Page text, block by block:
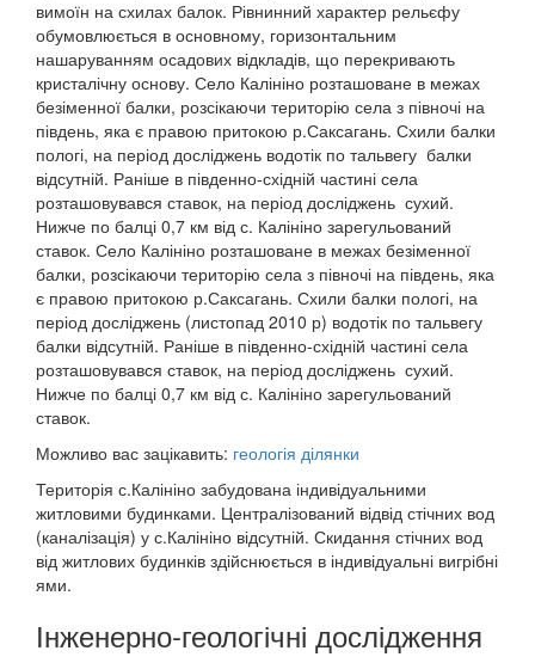
вимоїн на схилах балок. Рівнинний характер рельєфу
обумовлюється в основному, горизонтальним
нашаруванням осадових відкладів, що перекривають
кристалічну основу. Село Калініно розташоване в межах
безіменної балки, розсікаючи територію села з півночі на
південь, яка є правою притокою р.Саксагань. Схили балки
пологі, на період досліджень водотік по тальвегу балки
відсутній. Раніше в південно-східній частині села
розташовувався ставок, на період досліджень сухий.
Нижче по балці 0,7 км від с. Калініно зарегульований
ставок. Село Калініно розташоване в межах безіменної
балки, розсікаючи територію села з півночі на південь, яка
є правою притокою р.Саксагань. Схили балки пологі, на
період досліджень (листопад 2010 р) водотік по тальвегу
балки відсутній. Раніше в південно-східній частині села
розташовувався ставок, на період досліджень сухий.
Нижче по балці 0,7 км від с. Калініно зарегульований
ставок.
Можливо вас зацікавить: геологія ділянки
Територія с.Калініно забудована індивідуальними
житловими будинками. Централізований відвід стічних вод
(каналізація) у с.Калініно відсутній. Скидання стічних вод
від житлових будинків здійснюється в індивідуальні вигрібні
ями.
Інженерно-геологічні дослідження